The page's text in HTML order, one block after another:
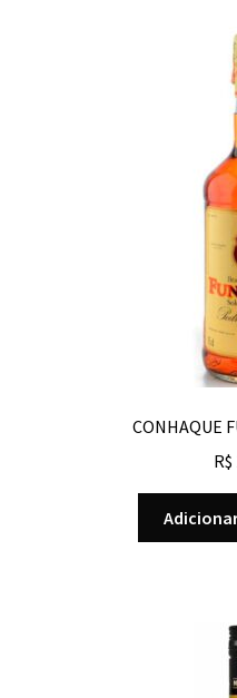
CONHAQUE
R$